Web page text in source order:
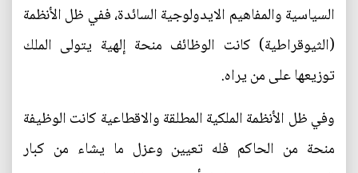
السياسية والمفاهيم الايدولوجية السائدة، ففي ظل الأنظمة
(الثيوقراطية) كانت الوظائف منحة إلهية يتولى الملك
توزيعها على من يراه.
وفي ظل الأنظمة الملكية المطلقة والاقطاعية كانت الوظيفة
منحة من الحاكم فله تعيين وعزل ما يشاء من كبار